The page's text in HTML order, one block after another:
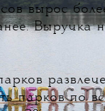
вырос
Выручка
парков по